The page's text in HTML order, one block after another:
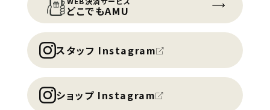
どこでもAMU
スタッフ Instagram
ショップ Instagram